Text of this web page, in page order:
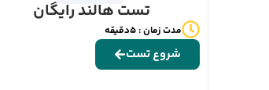
تست هالند رایگان
مدت زمان : 5دقیقه
شروع تست